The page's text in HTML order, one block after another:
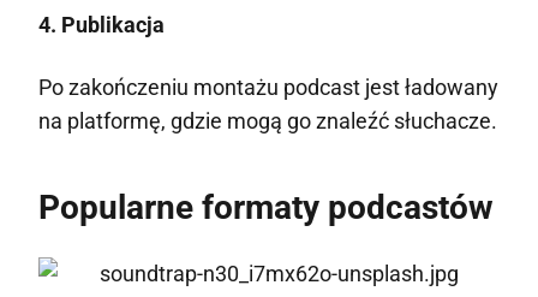
4. Publikacja
Po zakończeniu montażu podcast jest ładowany
na platformę, gdzie mogą go znaleźć słuchacze.
Popularne formaty podcastów